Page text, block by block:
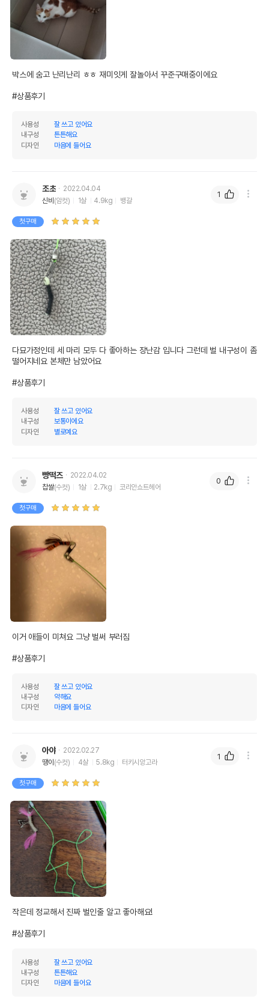
박스에 숨고 난리난리 ㅎㅎ 재미잇게 잘놀아서 꾸준구매중이에요
#상품후기
사용성
잘 쓰고 있어요
내구성
튼튼해요
디자인
마음에 들어요
조초
2022.04.04
신비(암컷) 1살 4.9kg 뱅갈
첫구매
다묘가정인데 세 마리 모두 다 좋아하는 장난감 입니다 그런데 벌 내구성이 좀
떨어지네요 본체만 남았어요
#상품후기
사용성
잘 쓰고 있어요
내구성
보통이에요
디자인
별로예요
1
빵떡즈
2022.04.02
찹쌀(수컷) 1살 2.7kg 코리안쇼트헤어
첫구매
이거 애들이 미쳐요 그냥 벌써 부러짐
#상품후기
사용성
잘 쓰고 있어요
내구성
약해요
디자인
마음에 들어요
0
아야
2022.02.27
땡이 (수컷) 4살 5.8kg 터키시앙고라
첫구매
작은데 정교해서 진짜 벌인줄 알고 좋아해요!
#상품후기
사용성
잘 쓰고 있어요
내구성
튼튼해요
디자인
마음에 들어요
1